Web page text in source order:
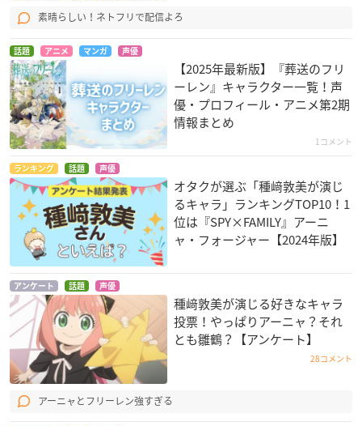
怪盗ジョーカー シー
ズン4
ホッシー
モブサイコ100
暗田トメ
もだち～
ハイスクール・フリ
ート
西崎芽依
怪盗ジョーカー シー
ズン3
ホッシー
デュラララ!!×2 結
エミリア
素晴らしい！ネトフリで配信よろ
話題 アニメ マンガ 声優
【2025年最新版】『葬送のフリ
ーレン』キャラクター一覧！声
優・プロフィール・アニメ第2期
情報まとめ
1コメント
ランキング 話題 声優
オタクが選ぶ「種﨑敦美が演じ
るキャラ」ランキングTOP10！1
位は『SPY×FAMILY』アーニ
ャ・フォージャー【2024年版】
アンケート 話題 声優
種﨑敦美が演じる好きなキャラ
投票！やっぱりアーニャ？それ
とも雛鶴？【アンケート】
28コメント
アーニャとフリーレン強すぎる